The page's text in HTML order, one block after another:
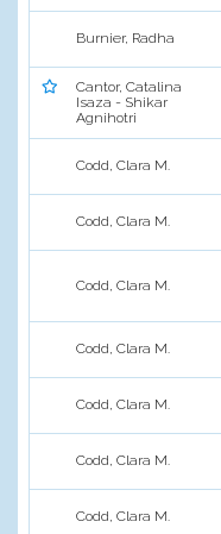
Burnier, Radha
Cantor, Catalina
Isaza - Shikar
Agnihotri
Codd, Clara M.
Codd, Clara M.
Codd, Clara M.
Codd, Clara M.
Codd, Clara M.
Codd, Clara M.
Codd, Clara M.